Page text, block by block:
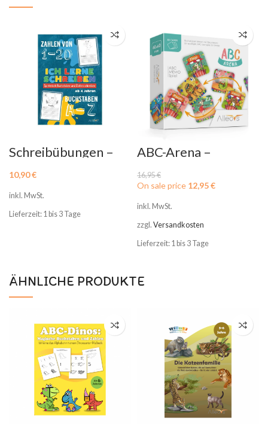
Schreibübungen –
Ich lerne Schreiben
10,90€
inkl. MwSt.
Lieferzeit: 1 bis 3 Tage
ABC-Arena –
Buchstaben
Gedächtnisspiel
16,95€
On sale price 12,95€
inkl. MwSt.
zzgl. Versandkosten
Lieferzeit: 1 bis 3 Tage
ÄHNLICHE PRODUKTE